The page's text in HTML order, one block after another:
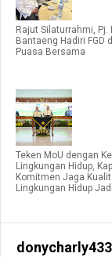
Rajut Silaturrahmi, Pj.
Bantaeng Hadiri FGD
Puasa Bersama
Teken MoU dengan
Lingkungan Hidup,
Komitmen Jaga
Lingkungan Hidup